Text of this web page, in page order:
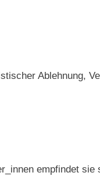
Ablehnung,
empfindet